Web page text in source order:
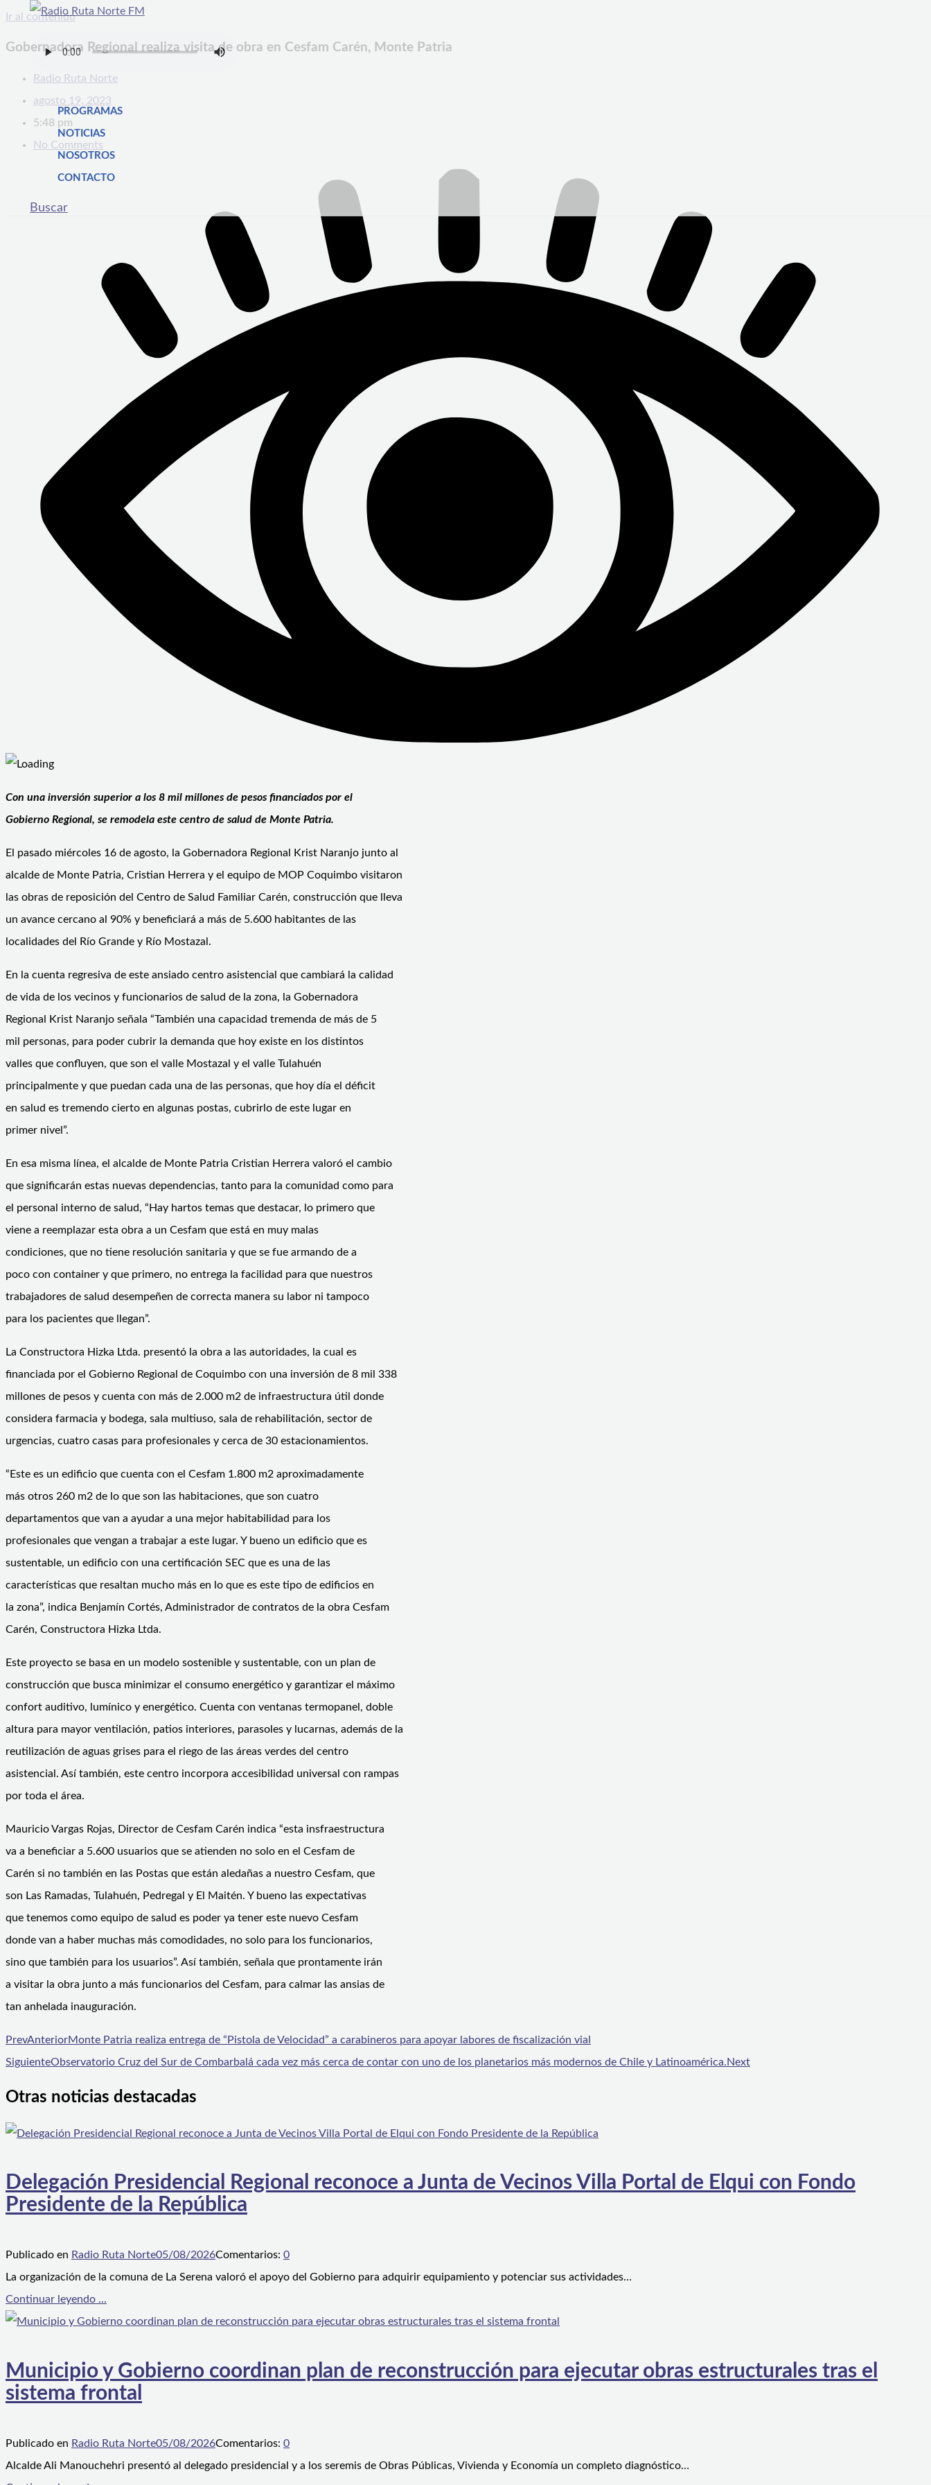
Ir al contenido
PROGRAMAS
NOTICIAS
NOSOTROS
CONTACTO
Buscar
Gobernadora Regional realiza visita de obra en Cesfam Carén, Monte Patria
Radio Ruta Norte
agosto 19, 2023
5:48 pm
No Comments
Con una inversión superior a los 8 mil millones de pesos financiados por el
Gobierno Regional, se remodela este centro de salud de Monte Patria.
El pasado miércoles 16 de agosto, la Gobernadora Regional Krist Naranjo junto al
alcalde de Monte Patria, Cristian Herrera y el equipo de MOP Coquimbo visitaron
las obras de reposición del Centro de Salud Familiar Carén, construcción que lleva
un avance cercano al 90% y beneficiará a más de 5.600 habitantes de las
localidades del Río Grande y Río Mostazal.
En la cuenta regresiva de este ansiado centro asistencial que cambiará la calidad
de vida de los vecinos y funcionarios de salud de la zona, la Gobernadora
Regional Krist Naranjo señala “También una capacidad tremenda de más de 5
mil personas, para poder cubrir la demanda que hoy existe en los distintos
valles que confluyen, que son el valle Mostazal y el valle Tulahuén
principalmente y que puedan cada una de las personas, que hoy día el déficit
en salud es tremendo cierto en algunas postas, cubrirlo de este lugar en
primer nivel”.
En esa misma línea, el alcalde de Monte Patria Cristian Herrera valoró el cambio
que significarán estas nuevas dependencias, tanto para la comunidad como para
el personal interno de salud, “Hay hartos temas que destacar, lo primero que
viene a reemplazar esta obra a un Cesfam que está en muy malas
condiciones, que no tiene resolución sanitaria y que se fue armando de a
poco con container y que primero, no entrega la facilidad para que nuestros
trabajadores de salud desempeñen de correcta manera su labor ni tampoco
para los pacientes que llegan”.
La Constructora Hizka Ltda. presentó la obra a las autoridades, la cual es
financiada por el Gobierno Regional de Coquimbo con una inversión de 8 mil 338
millones de pesos y cuenta con más de 2.000 m2 de infraestructura útil donde
considera farmacia y bodega, sala multiuso, sala de rehabilitación, sector de
urgencias, cuatro casas para profesionales y cerca de 30 estacionamientos.
“Este es un edificio que cuenta con el Cesfam 1.800 m2 aproximadamente
más otros 260 m2 de lo que son las habitaciones, que son cuatro
departamentos que van a ayudar a una mejor habitabilidad para los
profesionales que vengan a trabajar a este lugar. Y bueno un edificio que es
sustentable, un edificio con una certificación SEC que es una de las
características que resaltan mucho más en lo que es este tipo de edificios en
la zona”, indica Benjamín Cortés, Administrador de contratos de la obra Cesfam
Carén, Constructora Hizka Ltda.
Este proyecto se basa en un modelo sostenible y sustentable, con un plan de
construcción que busca minimizar el consumo energético y garantizar el máximo
confort auditivo, lumínico y energético. Cuenta con ventanas termopanel, doble
altura para mayor ventilación, patios interiores, parasoles y lucarnas, además de la
reutilización de aguas grises para el riego de las áreas verdes del centro
asistencial. Así también, este centro incorpora accesibilidad universal con rampas
por toda el área.
Mauricio Vargas Rojas, Director de Cesfam Carén indica “esta insfraestructura
va a beneficiar a 5.600 usuarios que se atienden no solo en el Cesfam de
Carén si no también en las Postas que están aledañas a nuestro Cesfam, que
son Las Ramadas, Tulahuén, Pedregal y El Maitén. Y bueno las expectativas
que tenemos como equipo de salud es poder ya tener este nuevo Cesfam
donde van a haber muchas más comodidades, no solo para los funcionarios,
sino que también para los usuarios”. Así también, señala que prontamente irán
a visitar la obra junto a más funcionarios del Cesfam, para calmar las ansias de
tan anhelada inauguración.
PrevAnteriorMonte Patria realiza entrega de “Pistola de Velocidad” a carabineros para apoyar labores de fiscalización vial
SiguienteObservatorio Cruz del Sur de Combarbalá cada vez más cerca de contar con uno de los planetarios más modernos de Chile y Latinoamérica.Next
Otras noticias destacadas
Delegación Presidencial Regional reconoce a Junta de Vecinos Villa Portal de Elqui con Fondo
Presidente de la República
Publicado en Radio Ruta Norte05/08/2026Comentarios: 0
La organización de la comuna de La Serena valoró el apoyo del Gobierno para adquirir equipamiento y potenciar sus actividades…
Continuar leyendo ...
Municipio y Gobierno coordinan plan de reconstrucción para ejecutar obras estructurales tras el
sistema frontal
Publicado en Radio Ruta Norte05/08/2026Comentarios: 0
Alcalde Ali Manouchehri presentó al delegado presidencial y a los seremis de Obras Públicas, Vivienda y Economía un completo diagnóstico…